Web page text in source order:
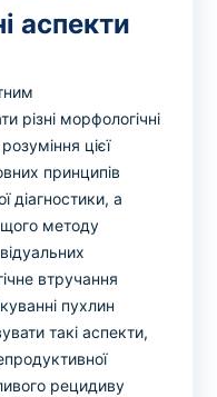
аспекти
морфологічні
цієї
принципів
діагностики, а
методу
втручання
пухлин
такі аспекти,
рецидиву